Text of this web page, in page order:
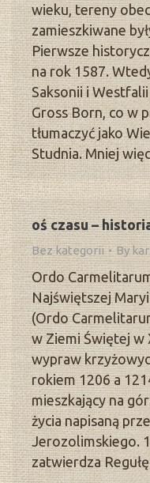
wieku, tereny
zamieszkiwane
Pierwsze
na rok 1587.
Saksonii i
Gross Born, co w
tłumaczyć jako
Studnia. Mniej
oś czasu –
Bez kategorii By
Ordo
Najświętszej
(Ordo
w Ziemi Świętej w
wypraw
rokiem 1206 a
mieszkający na
życia napisaną
Jerozolimskiego.
zatwierdza